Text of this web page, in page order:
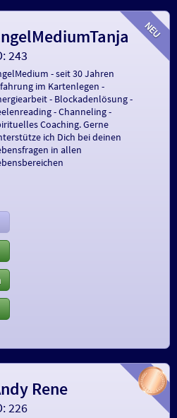
243
- seit 30 Jahren
im Kartenlegen -
- Blockadenlösung -
- Channeling -
Coaching. Gerne
ich Dich bei deinen
in allen
Rene
226